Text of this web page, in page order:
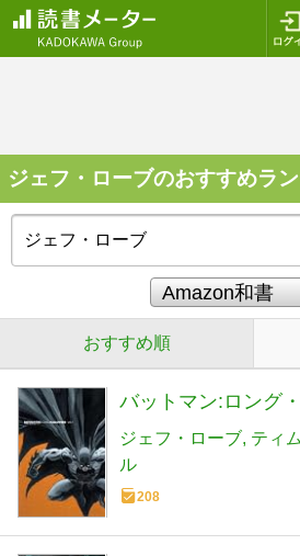
ジェフ・ローブのおすすめラ
おすすめ順
バットマン:ロング
ジェフ・ローブ ティ
ル
208